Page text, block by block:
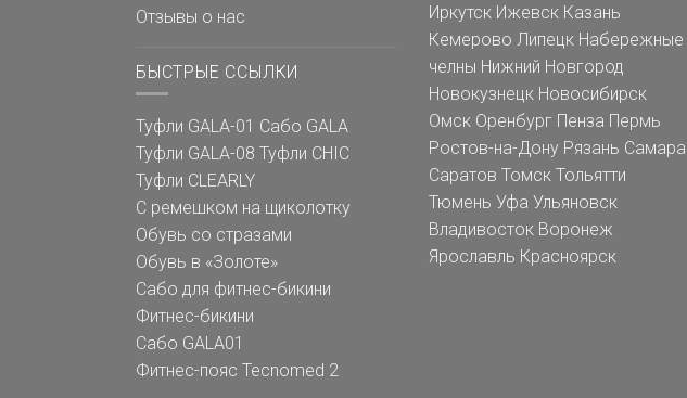
Отзывы о нас
БЫСТРЫЕ ССЫЛКИ
Туфли GALA-01 Сабо GALA
Туфли GALA-08 Туфли CHIC
Туфли CLEARLY
С ремешком на щиколотку
Обувь со стразами
Обувь в «Золоте»
Сабо для фитнес-бикини
Фитнес-бикини
Сабо GALA01
Фитнес-пояс Tecnomed 2
Иркутск Ижевск Казань
Кемерово Липецк Набережные
челны Нижний Новгород
Новокузнецк Новосибирск
Омск Оренбург Пенза Пермь
Ростов-на-Дону Рязань Самара
Саратов Томск Тольятти
Тюмень Уфа Ульяновск
Владивосток Воронеж
Ярославль Красноярск